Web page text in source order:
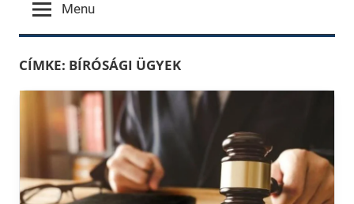
Menu
CÍMKE: BÍRÓSÁGI ÜGYEK